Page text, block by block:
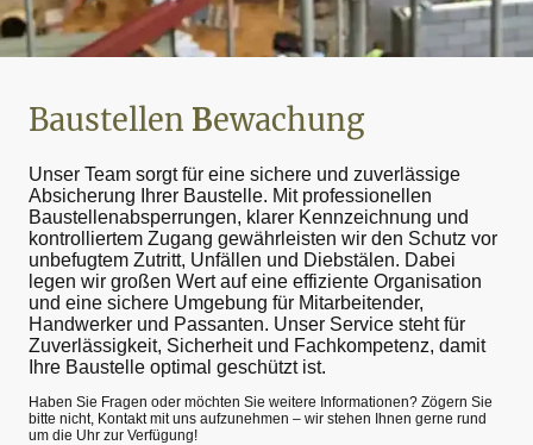
Baustellen Bewachung
Unser Team sorgt für eine sichere und zuverlässige
Absicherung Ihrer Baustelle. Mit professionellen
Baustellenabsperrungen, klarer Kennzeichnung und
kontrolliertem Zugang gewährleisten wir den Schutz vor
unbefugtem Zutritt, Unfällen und Diebstälen. Dabei
legen wir großen Wert auf eine effiziente Organisation
und eine sichere Umgebung für Mitarbeitender,
Handwerker und Passanten. Unser Service steht für
Zuverlässigkeit, Sicherheit und Fachkompetenz, damit
Ihre Baustelle optimal geschützt ist.
Haben Sie Fragen oder möchten Sie weitere Informationen? Zögern Sie
bitte nicht, Kontakt mit uns aufzunehmen – wir stehen Ihnen gerne rund
um die Uhr zur Verfügung!